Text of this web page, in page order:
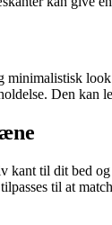
minimalistisk
Den kan
kant til dit bed
til at